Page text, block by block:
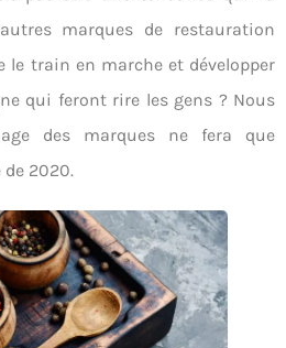
marques de restauration
le train en marche et développer
qui feront rire les gens ? Nous
des marques ne fera que
de 2020.